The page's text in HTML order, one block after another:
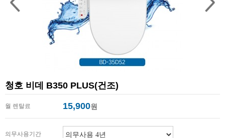
청호 비데 B350 PLUS(건조)
월 렌탈료 15,900원
의무사용기간